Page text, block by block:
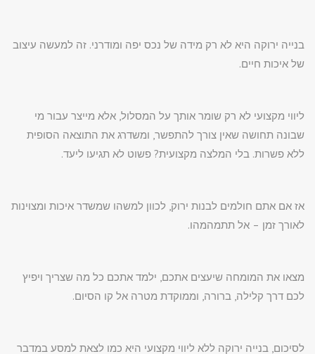
בנייה ירוקה היא לא רק מידה של נכס יפה ומודרני. זה למעשה עיצוב
של איכות חיים.
ליווי מקצועי לא רק שומר אותך על המסלול, אלא מייצר עבור מי
שבונה תחושה שאין צורך להתפשר, ומשדרג את התוצאה הסופית
ללא פשרות. בלי המלצה מקצועית? פשוט לא תגיעו ליעד.
אז אם אתם חולמים לבנות ירוק, לכוון למשהו שמשדר איכות ומצוינות
לאורך זמן – אל תתמהמהו.
מצאו את המומחה שיעצים אתכם, ילמד אתכם כל מה שצריך ויפיץ
לכם דרך קלילה, ברורה, וממוקדת מטרה אל קו הסיום.
לסיכום, בנייה ירוקה ללא ליווי מקצועי היא כמו לצאת למסע במדבר